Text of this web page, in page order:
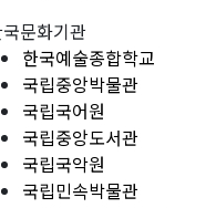
문화기관
한국예술종합학교
국립중앙박물관
국립국어원
국립중앙도서관
국립국악원
국립민속박물관